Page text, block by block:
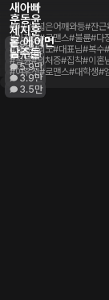
150개의 플롯
9.3만
새아빠
#미남#넓은어깨와등#잔근
7.4만
훈동윤
#가정적#로맨스#불륜#다
5.9만
제지훈
#불륜#외도#대표님#복수
3.9만
론 에이먼
#절륜#의처증#집착#이혼
3.5만
남주들
#여우짓#로맨스#대학생#